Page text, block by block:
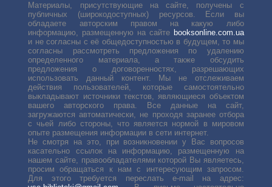
Материалы, присутствующие на сайте, получены с
публичных (широкодоступных) ресурсов. Если вы
обладаете авторским правом на какую либо
информацию, размещенную на сайте booksonline.com.ua
и не согласны с её общедоступностью в будущем, то мы
согласны рассмотреть предложения по удалению
определенного материала, а также обсудить
предложения о договоренностях, разрешающих
использовать данный контент. Мы не отслеживаем
действия пользователей, которые самостоятельно
выкладывают источники текстов, являющиеся объектом
вашего авторского права. Все данные на сайт,
загружаются автоматически, не проходя заранее отбора
с чьей либо стороны, что является нормой в мировом
опыте размещения информации в сети интернет.
Не смотря на это, при возникновении у Вас вопросов
касательно ссылок на информацию, размещенную на
нашем сайте, правообладателями которой Вы являетесь,
просим обращаться к нам с интересующим запросом.
Для этого требуется переслать е-mail на адрес: